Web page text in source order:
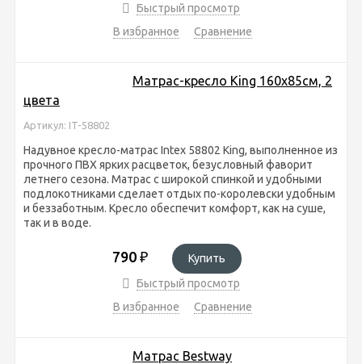
Быстрый просмотр
В избранное
Сравнение
Матрас-кресло Кing 160х85см, 2
цвета
Артикул: IT-58802
Надувное кресло-матрас Intex 58802 Кing, выполненное из
прочного ПВХ ярких расцветок, безусловный фаворит
летнего сезона. Матрас с широкой спинкой и удобными
подлокотниками сделает отдых по-королевски удобным
и беззаботным. Кресло обеспечит комфорт, как на суше,
так и в воде.
790 ₽
Купить
Быстрый просмотр
В избранное
Сравнение
Матрас Bestway